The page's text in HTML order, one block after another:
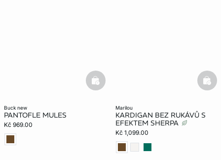
buck new
PANTOFLE MULES
Kč 969.00
basketfull
marilou
KARDIGAN BEZ RUKÁVŮ S
EFEKTEM SHERPA
Kč 1,099.00